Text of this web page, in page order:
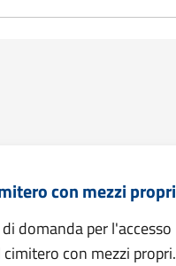
con mezzi propri
domanda per l'accesso
con mezzi propri.